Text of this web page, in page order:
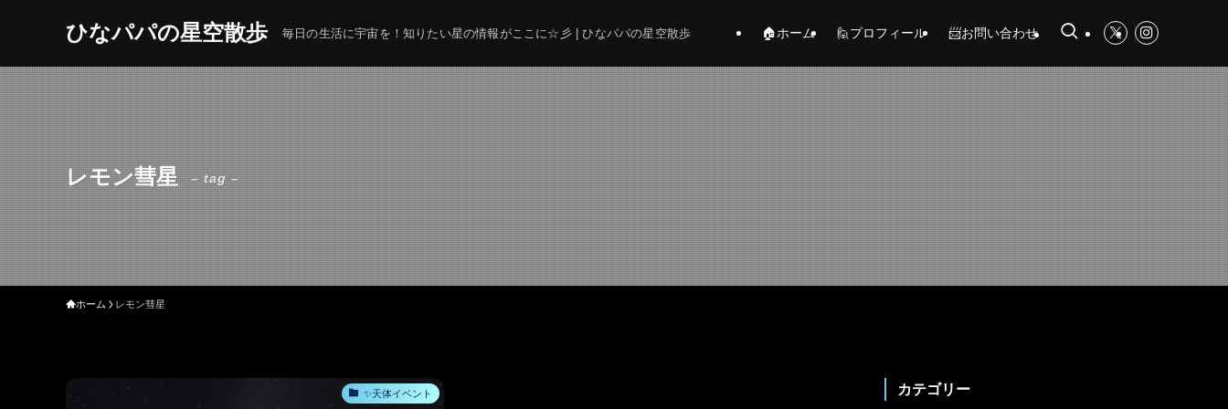
ひなパパの星空散歩 毎日の生活に宇宙を！知りたい星の情報がここに☆彡 | ひなパパの星空散歩 🏠ホーム 🙋プロフィール 📨お問い合わせ
レモン彗星 – tag –
ホーム レモン彗星
✨天体イベント カテゴリー